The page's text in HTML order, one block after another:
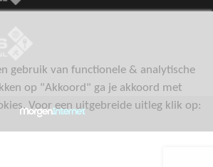
gebruik van functionele & analytische
op "Akkoord" ga je akkoord met
Voor een uitgebreide uitleg klik op: